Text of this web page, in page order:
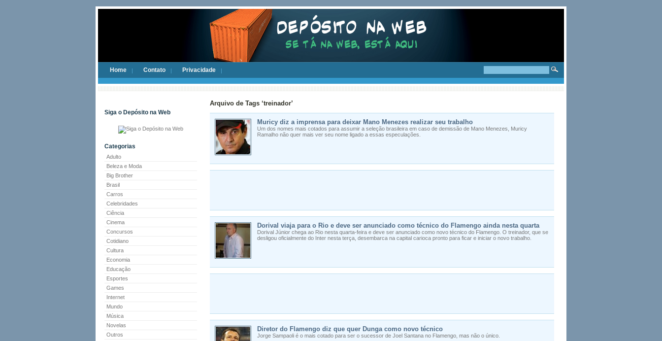
Home Contato Privacidade
Siga o Depósito na Web
Categorias
Adulto
Beleza e Moda
Big Brother
Brasil
Carros
Celebridades
Ciência
Cinema
Concursos
Cotidiano
Cultura
Economia
Educação
Esportes
Games
Internet
Mundo
Música
Novelas
Outros
Arquivo de Tags ‘treinador’
Muricy diz a imprensa para deixar Mano Menezes realizar seu trabalho
Um dos nomes mais cotados para assumir a seleção brasileira em caso de demissão de Mano Menezes, Muricy
Ramalho não quer mais ver seu nome ligado a essas especulações.
Dorival viaja para o Rio e deve ser anunciado como técnico do Flamengo ainda nesta quarta
Dorival Júnior chega ao Rio nesta quarta-feira e deve ser anunciado como novo técnico do Flamengo. O treinador, que se
desligou oficialmente do Inter nesta terça, desembarca na capital carioca pronto para ficar e iniciar o novo trabalho.
Diretor do Flamengo diz que quer Dunga como novo técnico
Jorge Sampaoli é o mais cotado para ser o sucessor de Joel Santana no Flamengo, mas não o único.